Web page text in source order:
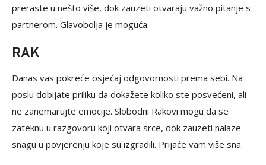
preraste u nešto više, dok zauzeti otvaraju važno pitanje s
partnerom. Glavobolja je moguća.
RAK
Danas vas pokreće osjećaj odgovornosti prema sebi. Na
poslu dobijate priliku da dokažete koliko ste posvećeni, ali
ne zanemarujte emocije. Slobodni Rakovi mogu da se
zateknu u razgovoru koji otvara srce, dok zauzeti nalaze
snagu u povjerenju koje su izgradili. Prijaće vam više sna.